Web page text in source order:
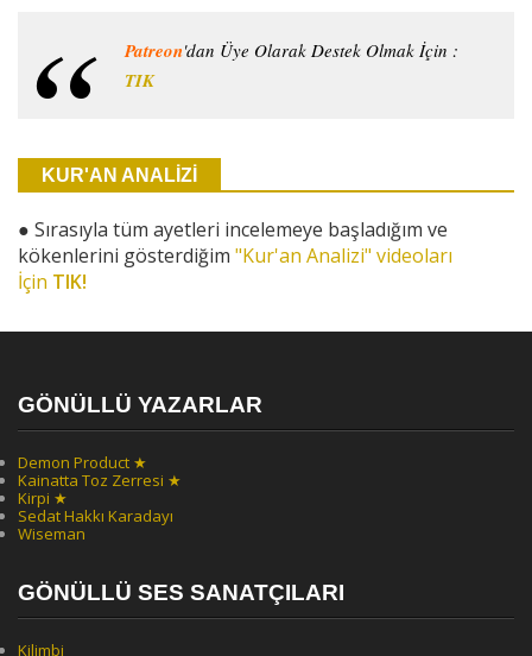
Patreon'dan Üye Olarak Destek Olmak İçin :
TIK
KUR'AN ANALİZİ
● Sırasıyla tüm ayetleri incelemeye başladığım ve
kökenlerini gösterdiğim "Kur'an Analizi" videoları
İçin TIK!
GÖNÜLLÜ YAZARLAR
Demon Product ★
Kainatta Toz Zerresi ★
Kirpi ★
Sedat Hakkı Karadayı
Wiseman
GÖNÜLLÜ SES SANATÇILARI
Kilimbi